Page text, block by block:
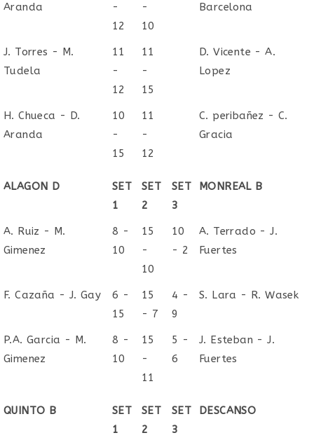
Aranda
-
12
-
10
Barcelona
J. Torres - M.
Tudela
11
-
12
11
-
15
D. Vicente - A.
Lopez
H. Chueca - D.
Aranda
10
-
15
11
-
12
C. peribañez - C.
Gracia
ALAGON D
SET
1
SET
2
SET
3
MONREAL B
A. Ruiz - M.
Gimenez
8 -
10
15
-
10
10
- 2
A. Terrado - J.
Fuertes
F. Cazaña - J. Gay
6 -
15
15
- 7
4 -
9
S. Lara - R. Wasek
P.A. Garcia - M.
Gimenez
8 -
10
15
-
11
5 -
6
J. Esteban - J.
Fuertes
QUINTO B
SET
1
SET
2
SET
3
DESCANSO